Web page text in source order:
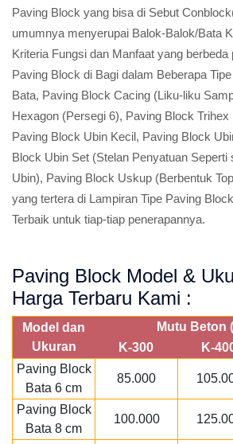
Paving Block yang bisa di Sebut
umumnya menyerupai Balok-Balok/Bata
Kriteria Fungsi dan Manfaat yang
Paving Block di Bagi dalam Beberapa
Bata, Paving Block Cacing (Liku-liku
Hexagon (Persegi 6), Paving Block
Paving Block Ubin Kecil, Paving Block
Block Ubin Set (Stelan Penyatuan Seperti
Ubin), Paving Block Uskup (Berbentuk
yang tertera di Lampiran Tipe Paving
Terbaik untuk tiap-tiap penerapannya.
Paving Block Model &
Harga Terbaru Kami :
Model dan
Ukuran
Mutu Beton
K-300
K-
Paving Block
Bata 6 cm
85.000
Paving Block
Bata 8 cm
100.000